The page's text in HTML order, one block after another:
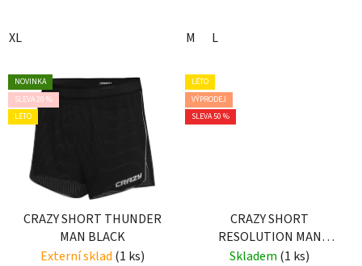
XL M L
NOVINKA
SLEVA 20 %
LÉTO
CRAZY SHORT THUNDER
MAN BLACK
Externí sklad (1 ks)
LÉTO
VÝPRODEJ
SLEVA 50 %
CRAZY SHORT
RESOLUTION MAN
SULFUR-BLACK
Skladem (1 ks)